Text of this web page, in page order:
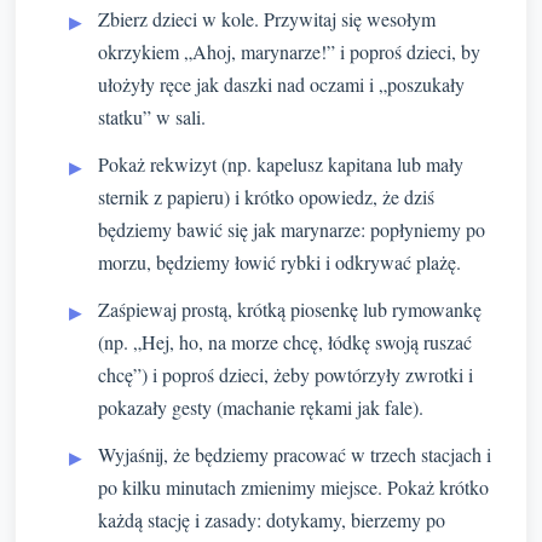
Zbierz dzieci w kole. Przywitaj się wesołym
okrzykiem „Ahoj, marynarze!” i poproś dzieci, by
ułożyły ręce jak daszki nad oczami i „poszukały
statku” w sali.
Pokaż rekwizyt (np. kapelusz kapitana lub mały
sternik z papieru) i krótko opowiedz, że dziś
będziemy bawić się jak marynarze: popłyniemy po
morzu, będziemy łowić rybki i odkrywać plażę.
Zaśpiewaj prostą, krótką piosenkę lub rymowankę
(np. „Hej, ho, na morze chcę, łódkę swoją ruszać
chcę”) i poproś dzieci, żeby powtórzyły zwrotki i
pokazały gesty (machanie rękami jak fale).
Wyjaśnij, że będziemy pracować w trzech stacjach i
po kilku minutach zmienimy miejsce. Pokaż krótko
każdą stację i zasady: dotykamy, bierzemy po